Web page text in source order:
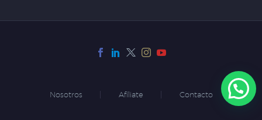
Nosotros Afíliate Contacto